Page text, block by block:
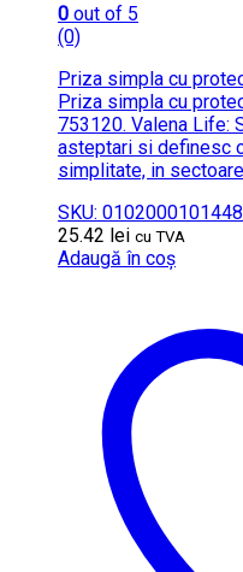
0 out of 5
(0)
Priza simpla cu
Priza simpla cu
753120. Valena Life:
asteptari si definesc
simplitate, in
SKU:
25.42 lei cu TVA
Adaugă în coș